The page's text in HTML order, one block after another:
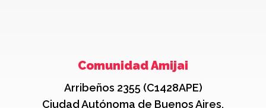
Comunidad Amijai
Arribeños 2355 (C1428APE)
Ciudad Autónoma de Buenos Aires,